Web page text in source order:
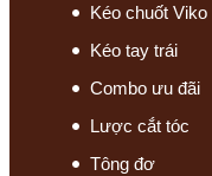
Kéo chuốt Viko
Kéo tay trái
Combo ưu đãi
Lược cắt tóc
Tông đơ